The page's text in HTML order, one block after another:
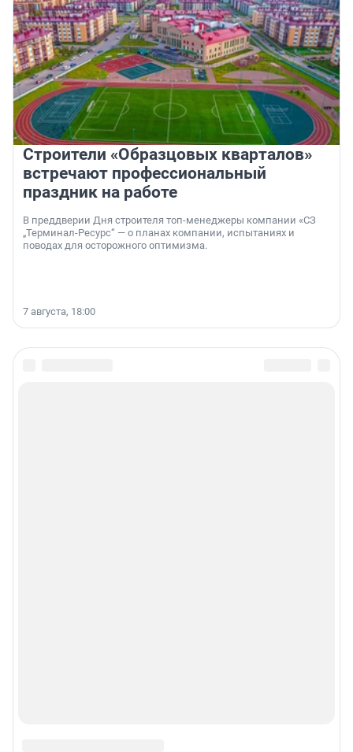
Строители «Образцовых кварталов»
встречают профессиональный
праздник на работе
В преддверии Дня строителя топ-менеджеры компании «СЗ
„Терминал-Ресурс“ — о планах компании, испытаниях и
поводах для осторожного оптимизма.
7 августа, 18:00